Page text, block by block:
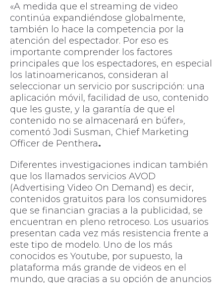
«A medida que el streaming de video
continúa expandiéndose globalmente,
también lo hace la competencia por la
atención del espectador. Por eso es
importante comprender los factores
principales que los espectadores, en especial
los latinoamericanos, consideran al
seleccionar un servicio por suscripción: una
aplicación móvil, facilidad de uso, contenido
que les guste, y la garantía de que el
contenido no se almacenará en búfer»,
comentó Jodi Susman, Chief Marketing
Officer de Penthera.
Diferentes investigaciones indican también
que los llamados servicios AVOD
(Advertising Video On Demand) es decir,
contenidos gratuitos para los consumidores
que se financian gracias a la publicidad, se
encuentran en pleno retroceso. Los usuarios
presentan cada vez más resistencia frente a
este tipo de modelo. Uno de los más
conocidos es Youtube, por supuesto, la
plataforma más grande de videos en el
mundo, que gracias a su opción de anuncios